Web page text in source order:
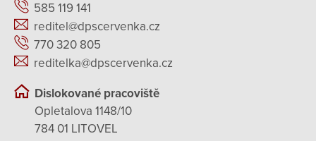
585 119 141
reditel@dpscervenka.cz
770 320 805
reditelka@dpscervenka.cz
Dislokované pracoviště
Opletalova 1148/10
784 01 LITOVEL